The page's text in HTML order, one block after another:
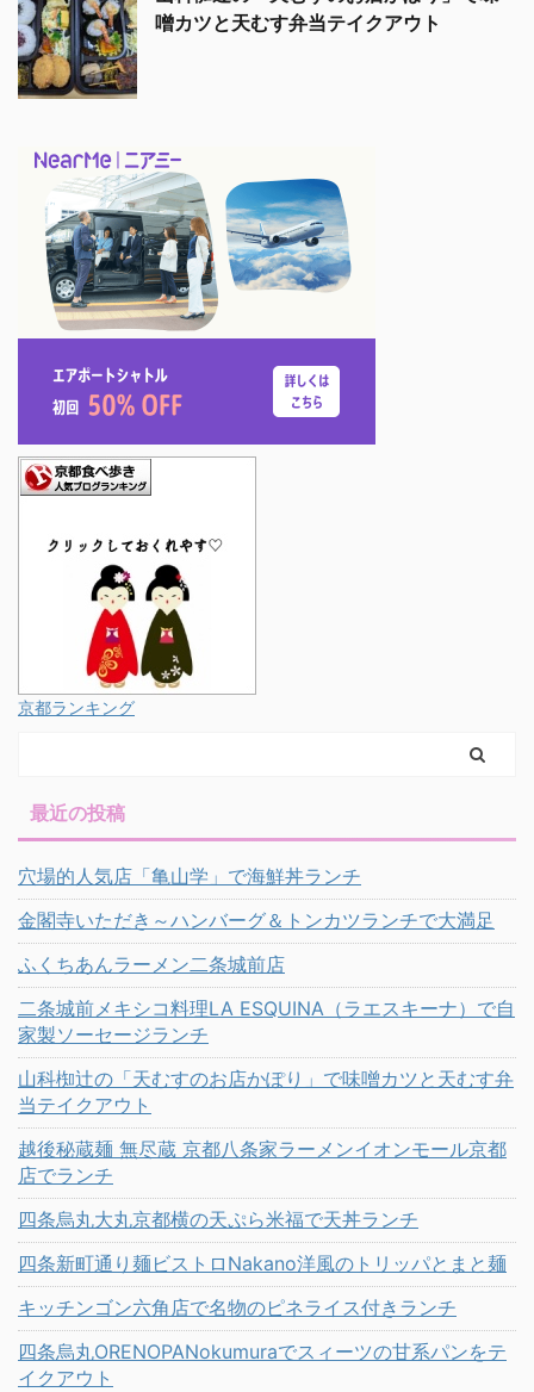
噌カツと天むす弁当テイクアウト
京都ランキング
最近の投稿
穴場的人気店「亀山学」で海鮮丼ランチ
金閣寺いただき～ハンバーグ＆トンカツランチで大満足
ふくちあんラーメン二条城前店
二条城前メキシコ料理LA ESQUINA（ラエスキーナ）で自
家製ソーセージランチ
山科椥辻の「天むすのお店かぽり」で味噌カツと天むす弁
当テイクアウト
越後秘蔵麺 無尽蔵 京都八条家ラーメンイオンモール京都
店でランチ
四条烏丸大丸京都横の天ぷら米福で天丼ランチ
四条新町通り麺ビストロNakano洋風のトリッパとまと麺
キッチンゴン六角店で名物のピネライス付きランチ
四条烏丸ORENOPANokumuraでスィーツの甘系パンをテ
イクアウト